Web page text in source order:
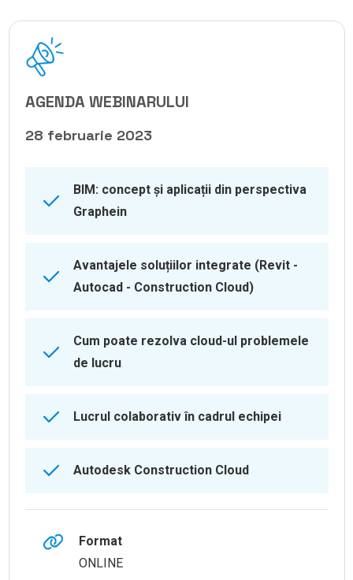
AGENDA WEBINARULUI
28 februarie 2023
BIM: concept și aplicații din perspectiva
Graphein
Avantajele soluțiilor integrate (Revit -
Autocad - Construction Cloud)
Cum poate rezolva cloud-ul problemele
de lucru
Lucrul colaborativ în cadrul echipei
Autodesk Construction Cloud
Format
ONLINE